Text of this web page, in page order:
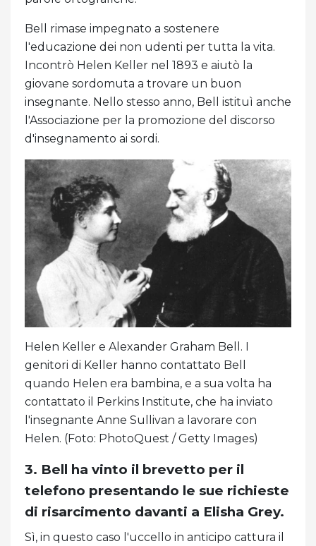
Bell rimase impegnato a sostenere
l'educazione dei non udenti per tutta la vita.
Incontrò Helen Keller nel 1893 e aiutò la
giovane sordomuta a trovare un buon
insegnante. Nello stesso anno, Bell istituì anche
l'Associazione per la promozione del discorso
d'insegnamento ai sordi.
Helen Keller e Alexander Graham Bell. I
genitori di Keller hanno contattato Bell
quando Helen era bambina, e a sua volta ha
contattato il Perkins Institute, che ha inviato
l'insegnante Anne Sullivan a lavorare con
Helen. (Foto: PhotoQuest / Getty Images)
3. Bell ha vinto il brevetto per il
telefono presentando le sue richieste
di risarcimento davanti a Elisha Grey.
Sì, in questo caso l'uccello in anticipo cattura il